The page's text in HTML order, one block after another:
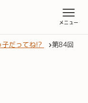
だってね!? 第84回 ら